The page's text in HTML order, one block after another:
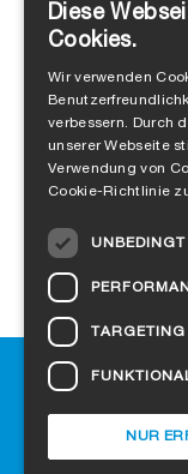
Stefanie Schaller
Modulbau
Leopold
Hilfe
SIGA-Fachhändler
Häufig gestellte
Diese
Cookies.
Wir verwenden
verbessern. Durch
unserer Webseite
Verwendung von
Cookie-Richtlinie
TARGETING
NUR